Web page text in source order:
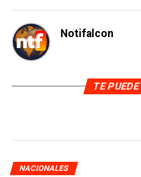
Notifalcon
TE
NACIONALES